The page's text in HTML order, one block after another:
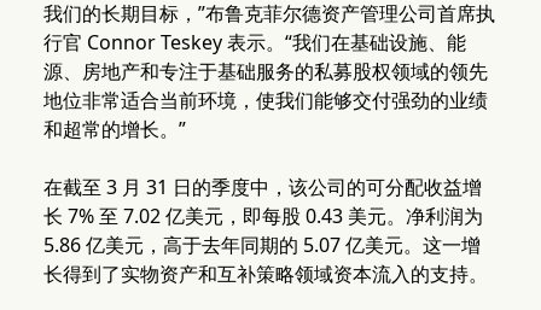
我们的长期目标，”布鲁克菲尔德资产管理公司首席执
行官 Connor Teskey 表示。“我们在基础设施、能
源、房地产和专注于基础服务的私募股权领域的领先
地位非常适合当前环境，使我们能够交付强劲的业绩
和超常的增长。”
在截至 3 月 31 日的季度中，该公司的可分配收益增
长 7% 至 7.02 亿美元，即每股 0.43 美元。净利润为
5.86 亿美元，高于去年同期的 5.07 亿美元。这一增
长得到了实物资产和互补策略领域资本流入的支持。